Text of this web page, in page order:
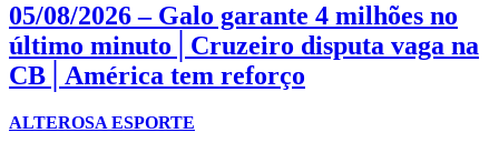
05/08/2026 – Galo garante 4 milhões no
último minuto│Cruzeiro disputa vaga na
CB│América tem reforço
ALTEROSA ESPORTE